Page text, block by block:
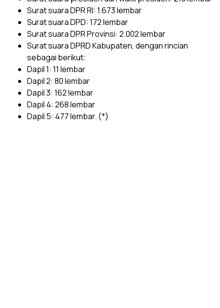
Surat suara DPR RI: 1.673 lembar
Surat suara DPD: 172 lembar
Surat suara DPR Provinsi: 2.002 lembar
Surat suara DPRD Kabupaten, dengan rincian
sebagai berikut:
Dapil 1: 11 lembar
Dapil 2: 80 lembar
Dapil 3: 162 lembar
Dapil 4: 268 lembar
Dapil 5: 477 lembar. (*)